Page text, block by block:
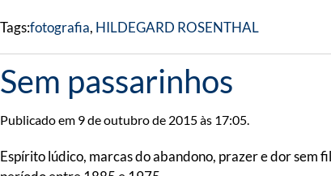
Tags:fotografia, HILDEGARD ROSENTHAL
Sem passarinhos
Publicado em 9 de outubro de 2015 às 17:05.
Espírito lúdico, marcas do abandono, prazer e dor sem